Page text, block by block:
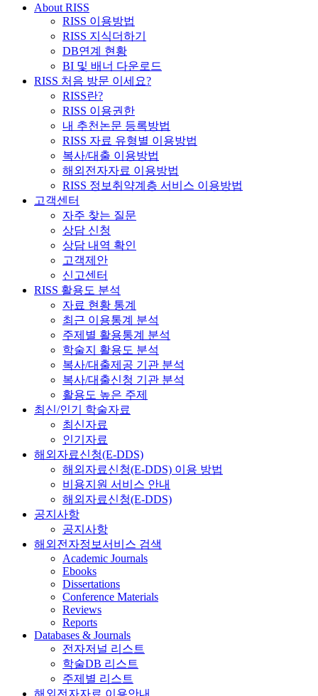
About RISS
RISS 이용방법
RISS 지식더하기
DB연계 현황
BI 및 배너 다운로드
RISS 처음 방문 이세요?
RISS란?
RISS 이용권한
내 추천논문 등록방법
RISS 자료 유형별 이용방법
복사/대출 이용방법
해외전자자료 이용방법
RISS 정보취약계층 서비스 이용방법
고객센터
자주 찾는 질문
상담 신청
상담 내역 확인
고객제안
신고센터
RISS 활용도 분석
자료 현황 통계
최근 이용통계 분석
주제별 활용통계 분석
학술지 활용도 분석
복사/대출제공 기관 분석
복사/대출신청 기관 분석
활용도 높은 주제
최신/인기 학술자료
최신자료
인기자료
해외자료신청(E-DDS)
해외자료신청(E-DDS) 이용 방법
비용지원 서비스 안내
해외자료신청(E-DDS)
공지사항
공지사항
해외전자정보서비스 검색
Academic Journals
Ebooks
Dissertations
Conference Materials
Reviews
Reports
Databases & Journals
전자저널 리스트
학술DB 리스트
주제별 리스트
해외전자자료 이용안내